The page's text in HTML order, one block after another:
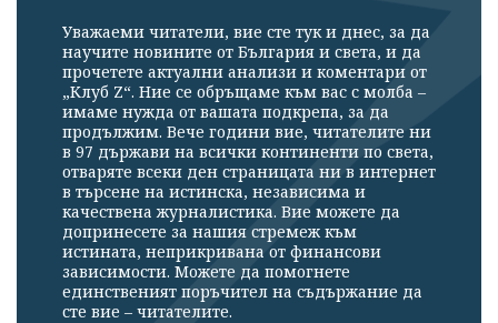
Уважаеми читатели, вие сте тук и днес, за да
научите новините от България и света, и да
прочетете актуални анализи и коментари от
„Клуб Z“. Ние се обръщаме към вас с молба –
имаме нужда от вашата подкрепа, за да
продължим. Вече години вие, читателите ни
в 97 държави на всички континенти по света,
отваряте всеки ден страницата ни в интернет
в търсене на истинска, независима и
качествена журналистика. Вие можете да
допринесете за нашия стремеж към
истината, неприкривана от финансови
зависимости. Можете да помогнете
единственият поръчител на съдържание да
сте вие – читателите.